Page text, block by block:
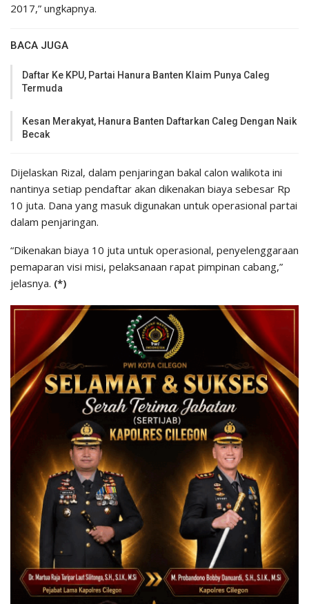
2017,” ungkapnya.
BACA JUGA
Daftar Ke KPU, Partai Hanura Banten Klaim Punya Caleg
Termuda
Kesan Merakyat, Hanura Banten Daftarkan Caleg Dengan Naik
Becak
Dijelaskan Rizal, dalam penjaringan bakal calon walikota ini
nantinya setiap pendaftar akan dikenakan biaya sebesar Rp
10 juta. Dana yang masuk digunakan untuk operasional partai
dalam penjaringan.
“Dikenakan biaya 10 juta untuk operasional, penyelenggaraan
pemaparan visi misi, pelaksanaan rapat pimpinan cabang,”
jelasnya. (*)